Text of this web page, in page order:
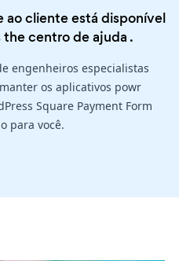
cliente está disponível
thecentro de ajuda .
engenheiros especialistas
os aplicativos powr
Square Payment Form
para você.